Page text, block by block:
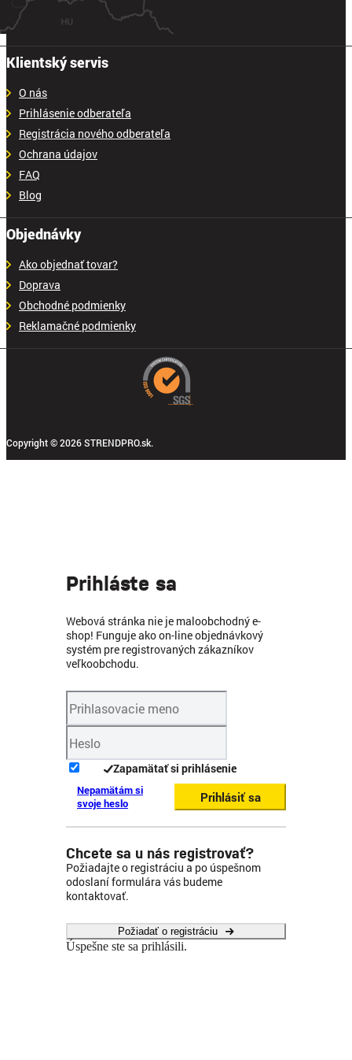
Klientský servis
O nás
Prihlásenie odberateľa
Registrácia nového odberateľa
Ochrana údajov
FAQ
Blog
Objednávky
Ako objednať tovar?
Doprava
Obchodné podmienky
Reklamačné podmienky
Copyright © 2026 STRENDPRO.sk.
Prihláste sa
Webová stránka nie je maloobchodný e-
shop! Funguje ako on-line objednávkový
systém pre registrovaných zákazníkov
veľkoobchodu.
Zapamätať si prihlásenie
Nepamätám si
svoje heslo
Prihlásiť sa
Chcete sa u nás registrovať?
Požiadajte o registráciu a po úspešnom
odoslaní formulára vás budeme
kontaktovať.
Požiadať o registráciu
Úspešne ste sa prihlásili.